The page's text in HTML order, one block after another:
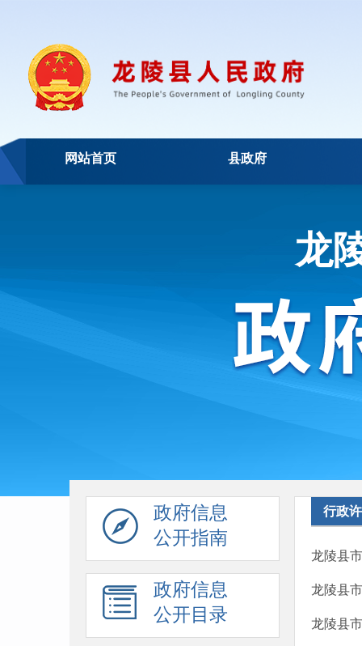
网站首页 县政府
龙
政府信息
公开指南
政府信息
公开目录
行政
龙陵县
龙陵县
龙陵县